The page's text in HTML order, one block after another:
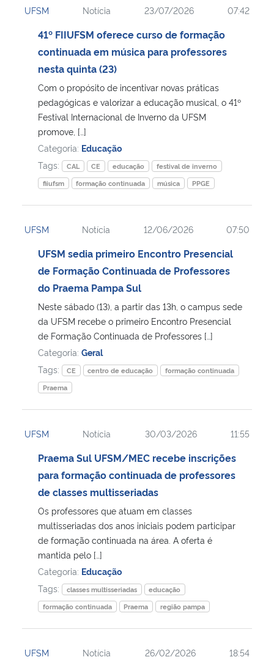
Ministério da Cidadania
Ministério de Minas e Energia
Ministério da Ciência, Tecnologia, Inovações e Comunicações
Ministério do Meio Ambiente
Ministério do Turismo
Ministério do Desenvolvimento Regional
Ministério da Mulher, da Família e dos Direitos Humanos
Secretaria-Geral
Secretaria de Governo
Gabinete de Segurança Institucional
Banco Central do Brasil
UFSM Notícia 23/07/2026 07:42
41º FIIUFSM oferece curso de formação
continuada em música para professores
nesta quinta (23)
Com o propósito de incentivar novas práticas
pedagógicas e valorizar a educação musical, o 41º
Festival Internacional de Inverno da UFSM
promove, […]
Categoria: Educação
Tags:
CAL CE educação
festival de inverno
fiiufsm
formação continuada música PPGE
UFSM Notícia 12/06/2026 07:50
UFSM sedia primeiro Encontro Presencial
de Formação Continuada de Professores
do Praema Pampa Sul
Neste sábado (13), a partir das 13h, o campus sede
da UFSM recebe o primeiro Encontro Presencial
de Formação Continuada de Professores […]
Categoria: Geral
Tags:
CE centro de educação
formação continuada
Praema
UFSM Notícia 30/03/2026 11:55
Praema Sul UFSM/MEC recebe inscrições
para formação continuada de professores
de classes multisseriadas
Os professores que atuam em classes
multisseriadas dos anos iniciais podem participar
de formação continuada na área. A oferta é
mantida pelo […]
Categoria: Educação
Tags:
classes multisseriadas
educação
formação continuada
Praema região pampa
UFSM Notícia 26/02/2026 18:54